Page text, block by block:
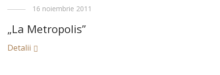
16 noiembrie 2011
„La Metropolis”
Detalii